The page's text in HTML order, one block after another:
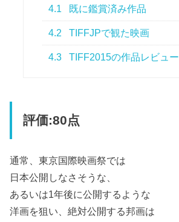
4.1 既に鑑賞済み作品
4.2 TIFFJPで観た映画
4.3 TIFF2015の作品レビュー
評価:80点
通常、東京国際映画祭では
日本公開しなさそうな、
あるいは1年後に公開するような
洋画を狙い、絶対公開する邦画は